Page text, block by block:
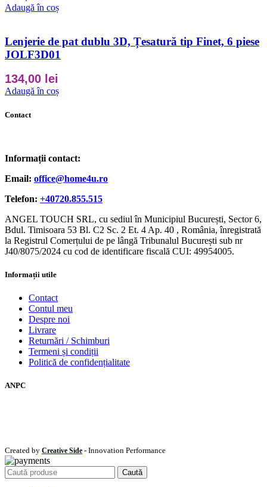
Adaugă în coș
Lenjerie de pat dublu 3D, Țesatură tip Finet, 6 piese
JOLF3D01
134,00 lei
Adaugă în coș
Contact
Informații contact:
Email: office@home4u.ro
Telefon: +40720.855.515
ANGEL TOUCH SRL, cu sediul în Municipiul București, Sector 6,
Bdul. Timisoara 53 Bl. C2 Sc. 2 Et. 4 Ap. 40 , România, înregistrată
la Registrul Comerțului de pe lângă Tribunalul București sub nr
J40/8075/2024 cu cod de identificare fiscală CUI: 49954005.
Informații utile
Contact
Contul meu
Despre noi
Livrare
Returnări / Schimburi
Termeni și condiții
Politică de confidențialitate
ANPC
Created by Creative Side - Innovation Performance
Caută